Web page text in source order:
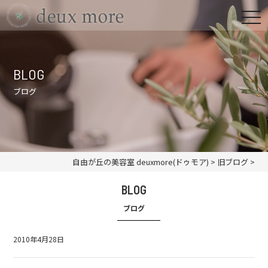
BLOG
ブログ
自由が丘の美容室 deuxmore(ドゥモア) > 旧ブログ>
BLOG
ブログ
2010年4月28日